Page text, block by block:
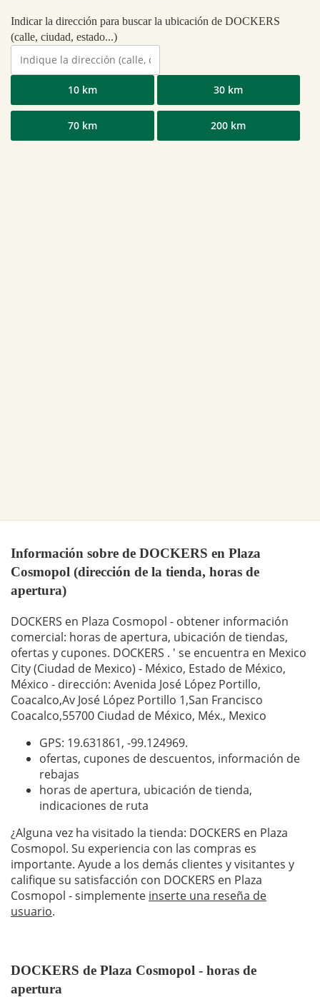
Indicar la dirección para buscar la ubicación de DOCKERS
(calle, ciudad, estado...)
10 km 30 km
70 km 200 km
Información sobre de DOCKERS en Plaza
Cosmopol (dirección de la tienda, horas de
apertura)
DOCKERS en Plaza Cosmopol - obtener información
comercial: horas de apertura, ubicación de tiendas,
ofertas y cupones. DOCKERS . ' se encuentra en Mexico
City (Ciudad de Mexico) - México, Estado de México,
México - dirección: Avenida José López Portillo,
Coacalco,Av José López Portillo 1,San Francisco
Coacalco,55700 Ciudad de México, Méx., Mexico
GPS: 19.631861, -99.124969.
ofertas, cupones de descuentos, información de
rebajas
horas de apertura, ubicación de tienda,
indicaciones de ruta
¿Alguna vez ha visitado la tienda: DOCKERS en Plaza
Cosmopol. Su experiencia con las compras es
importante. Ayude a los demás clientes y visitantes y
califique su satisfacción con DOCKERS en Plaza
Cosmopol - simplemente inserte una reseña de
usuario.
DOCKERS de Plaza Cosmopol - horas de
apertura